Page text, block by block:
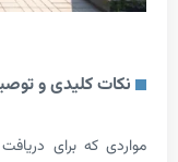
و توصیه‌های
برای دریافت گواهی